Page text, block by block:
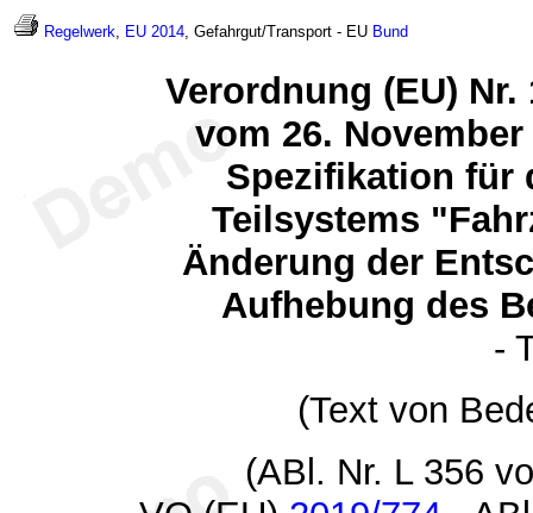
Regelwerk, EU 2014, Gefahrgut/Transport - EU Bund
Verordnung (EU)
vom 26.
Spezifikation für
Teilsystems
Änderung der
Aufhebung des
-
(Text von
(ABl. Nr. L 356